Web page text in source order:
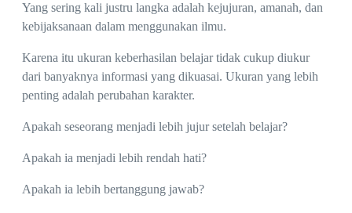
Yang sering kali justru langka adalah kejujuran, amanah, dan
kebijaksanaan dalam menggunakan ilmu.
Karena itu ukuran keberhasilan belajar tidak cukup diukur
dari banyaknya informasi yang dikuasai. Ukuran yang lebih
penting adalah perubahan karakter.
Apakah seseorang menjadi lebih jujur setelah belajar?
Apakah ia menjadi lebih rendah hati?
Apakah ia lebih bertanggung jawab?